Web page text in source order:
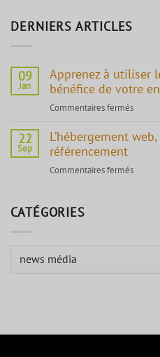
DERNIERS ARTICLES
09
Jan
Apprenez à utiliser
bénéfice de votre
Commentaires fermés
à
de
22
Sep
L’hébergement
référencement
Commentaires fermés
CATÉGORIES
Catégories